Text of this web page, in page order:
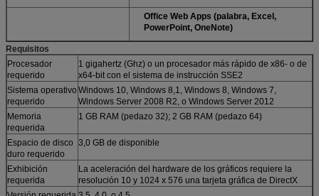
Office Web Apps (palabra, Excel,
PowerPoint, OneNote)
Requisitos
Procesador
requerido
1 gigahertz (Ghz) o un procesador más rápido de x86- o de
x64-bit con el sistema de instrucción SSE2
Sistema operativo
requerido
Windows 10, Windows 8,1, Windows 8, Windows 7,
Windows Server 2008 R2, o Windows Server 2012
Memoria
requerida
1 GB RAM (pedazo 32); 2 GB RAM (pedazo 64)
Espacio de disco
duro requerido
3,0 GB de disponible
Exhibición
requerida
La aceleración del hardware de los gráficos requiere la
resolución 10 y 1024 x 576 una tarjeta gráfica de DirectX